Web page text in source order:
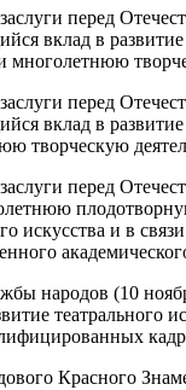
перед
вклад в развитие
многолетнюю
перед
вклад в развитие
творческую
перед
искусства и в
народов (10
театрального
Красного